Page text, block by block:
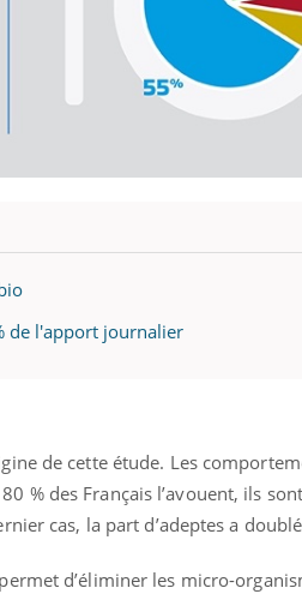
de l'apport journalier
de cette étude. Les
% des Français l’avouent, ils
cas, la part d’adeptes a
d’éliminer les micro-